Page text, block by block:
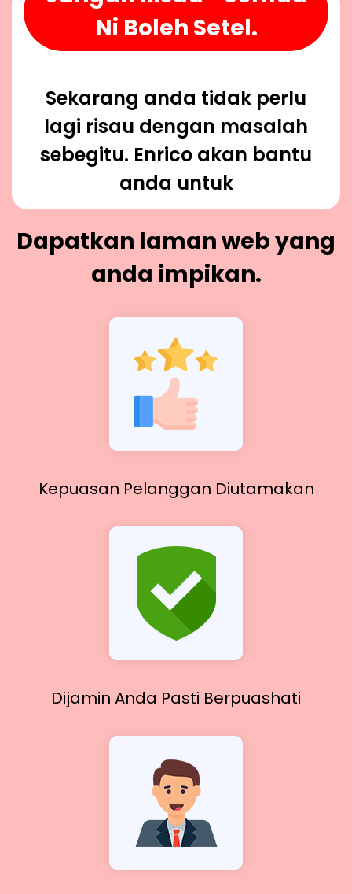
Ni Boleh Setel.
Sekarang anda tidak perlu
lagi risau dengan masalah
sebegitu. Enrico akan bantu
anda untuk
Dapatkan laman web yang
anda impikan.
Kepuasan Pelanggan Diutamakan
Dijamin Anda Pasti Berpuashati